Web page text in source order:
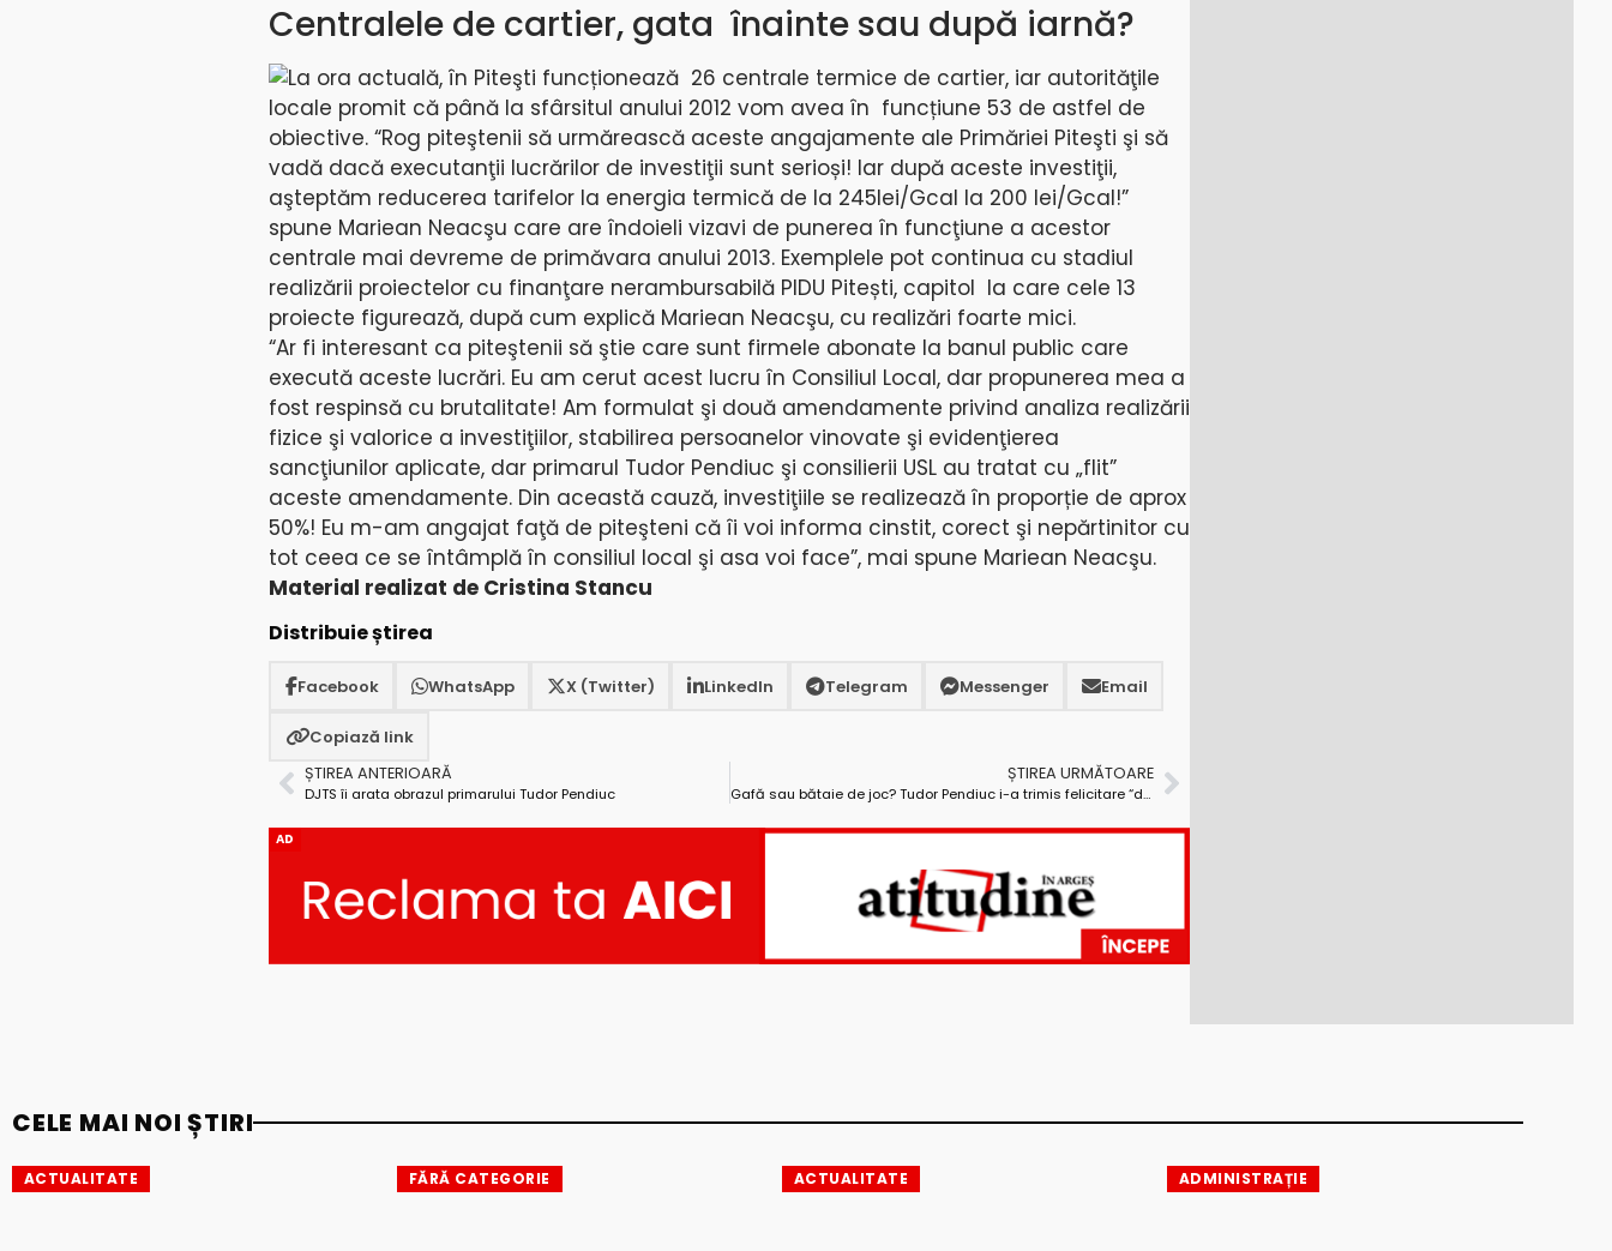
Centralele de cartier, gata înainte sau după iarnă?
La ora actuală, în Piteşti funcționează 26 centrale termice de cartier, iar autorităţile
locale promit că până la sfârsitul anului 2012 vom avea în funcțiune 53 de astfel de
obiective. “Rog piteştenii să urmărească aceste angajamente ale Primăriei Piteşti şi să
vadă dacă executanţii lucrărilor de investiţii sunt serioși! Iar după aceste investiţii,
aşteptăm reducerea tarifelor la energia termică de la 245lei/Gcal la 200 lei/Gcal!”
spune Mariean Neacşu care are îndoieli vizavi de punerea în funcţiune a acestor
centrale mai devreme de primăvara anului 2013. Exemplele pot continua cu stadiul
realizării proiectelor cu finanţare nerambursabilă PIDU Pitești, capitol la care cele 13
proiecte figurează, după cum explică Mariean Neacşu, cu realizări foarte mici.
“Ar fi interesant ca piteştenii să ştie care sunt firmele abonate la banul public care
execută aceste lucrări. Eu am cerut acest lucru în Consiliul Local, dar propunerea mea a
fost respinsă cu brutalitate! Am formulat şi două amendamente privind analiza realizării
fizice şi valorice a investiţiilor, stabilirea persoanelor vinovate şi evidenţierea
sancţiunilor aplicate, dar primarul Tudor Pendiuc şi consilierii USL au tratat cu „flit”
aceste amendamente. Din această cauză, investiţiile se realizează în proporție de aprox
50%! Eu m-am angajat faţă de piteşteni că îi voi informa cinstit, corect şi nepărtinitor cu
tot ceea ce se întâmplă în consiliul local şi asa voi face”, mai spune Mariean Neacşu.
Material realizat de Cristina Stancu
Distribuie știrea
Facebook WhatsApp X (Twitter) LinkedIn Telegram Messenger Email
Copiază link
ȘTIREA ANTERIOARĂ
DJTS îi arata obrazul primarului Tudor Pendiuc
ȘTIREA URMĂTOARE
Gafă sau bătaie de joc? Tudor Pendiuc i-a trimis felicitare “doamnei” Mihai Andrei Cocaină
AD
CELE MAI NOI ȘTIRI
ACTUALITATE FĂRĂ CATEGORIE ACTUALITATE ADMINISTRAȚIE